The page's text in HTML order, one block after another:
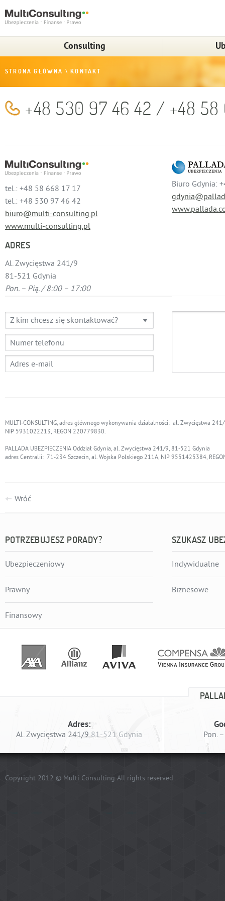
Consulting
STRONA GŁÓWNA\KONTAKT
+48 530 97 46 42 / +48 58
tel.: +48 58 668 17 17
tel.: +48 530 97 46 42
biuro@multi-consulting.pl
www.multi-consulting.pl
ADRES
Al. Zwycięstwa 241/9
81-521 Gdynia
Pon. – Pią. / 8:00 – 17:00
Biuro Gdynia:
Z kim chcesz się skontaktować?
MULTI-CONSULTING, adres głównego wykonywania działalności: al. Zwycięstwa
NIP 5931022213, REGON 220779830.
PALLADA UBEZPIECZENIA Oddział Gdynia, al. Zwycięstwa 241/9, 81-521 Gdynia
adres Centralii: 71-234 Szczecin, al. Wojska Polskiego 211A, NIP 9551425384,
Wróć
POTRZEBUJESZ PORADY?
Ubezpieczeniowy
Prawny
Finansowy
SZUKASZ
Indywidualne
Biznesowe
Adres:
Al. Zwycięstwa 241/981-521 Gdynia Pon.
Copyright 2012 © Multi Consulting All rights reserved